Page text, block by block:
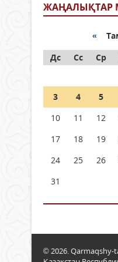
ЖАҢАЛЫҚТАР
«
Дс
Сс Ср
3
4 5
10
11 12
17
18 19
24
25 26
31
© 2026. Qarmaqshy-